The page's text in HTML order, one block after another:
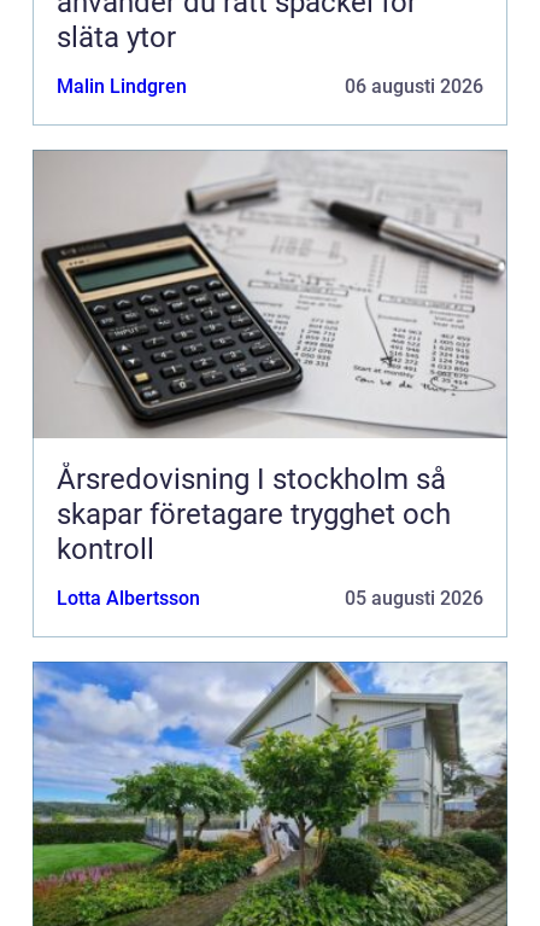
släta ytor
Malin Lindgren 06 augusti 2026
Årsredovisning I stockholm så
skapar företagare trygghet och
kontroll
Lotta Albertsson 05 augusti 2026